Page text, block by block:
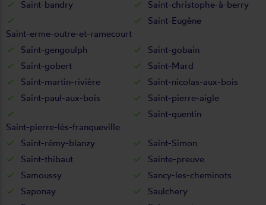
Saint-bandry Saint-christophe-à-berry
Saint-erme-outre-et-ramecourt
Saint-Eugène
Saint-gengoulph
Saint-gobain
Saint-gobert
Saint-Mard
Saint-martin-rivière
Saint-nicolas-aux-bois
Saint-paul-aux-bois
Saint-pierre-aigle
Saint-pierre-lès-franqueville
Saint-quentin
Saint-rémy-blanzy
Saint-Simon
Saint-thibaut
Sainte-preuve
Samoussy
Sancy-les-cheminots
Saponay
Saulchery